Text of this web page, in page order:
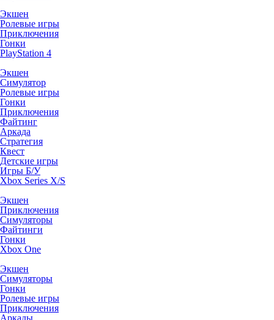
Экшен
Ролевые игры
Приключения
Гонки
PlayStation 4
Экшен
Симулятор
Ролевые игры
Гонки
Приключения
Файтинг
Аркада
Стратегия
Квест
Детские игры
Игры Б/У
Xbox Series X/S
Экшен
Приключения
Симуляторы
Файтинги
Гонки
Xbox One
Экшен
Симуляторы
Гонки
Ролевые игры
Приключения
Аркады